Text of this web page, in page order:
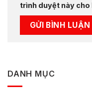
trình duyệt này cho
DANH MỤC